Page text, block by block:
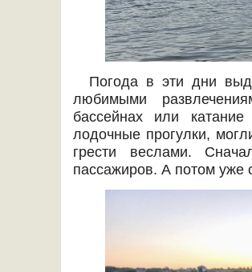
Погода в эти дни
любимыми
бассейнах или
лодочные прогулки,
грести веслами.
пассажиров. А потом уже